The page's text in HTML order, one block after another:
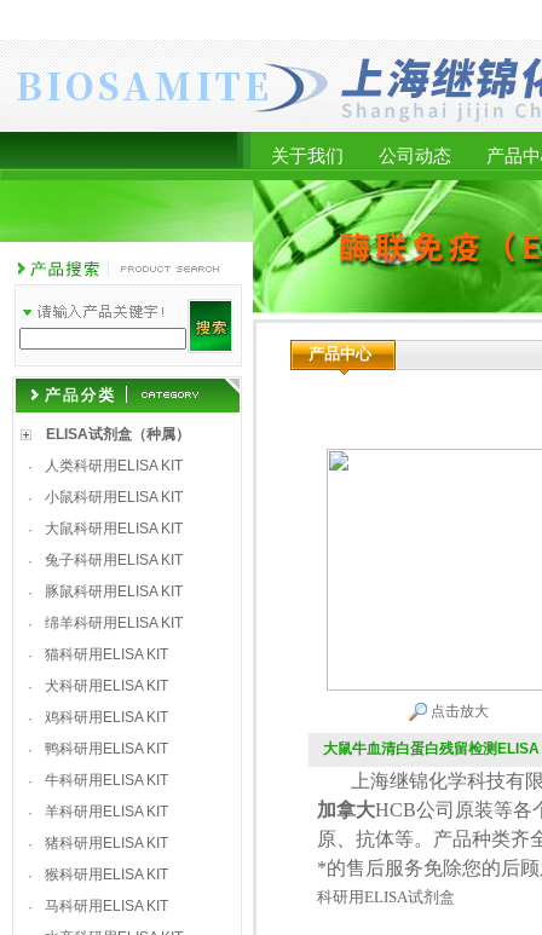
关于我们 公司动态 产品
ELISA试剂盒（种属）
·
人类科研用ELISA KIT
·
小鼠科研用ELISA KIT
·
大鼠科研用ELISA KIT
·
兔子科研用ELISA KIT
·
豚鼠科研用ELISA KIT
·
绵羊科研用ELISA KIT
·
猫科研用ELISA KIT
·
犬科研用ELISA KIT
·
鸡科研用ELISA KIT
·
鸭科研用ELISA KIT
·
牛科研用ELISA KIT
·
羊科研用ELISA KIT
·
猪科研用ELISA KIT
·
猴科研用ELISA KIT
·
马科研用ELISA KIT
产品中心
点击放大
大鼠牛血清白蛋白残留检测
上海继锦化学科技有限
加拿大HCB公司原装等各
原、抗体等。产品种类齐
*的售后服务免除您的后
科研用ELISA试剂盒